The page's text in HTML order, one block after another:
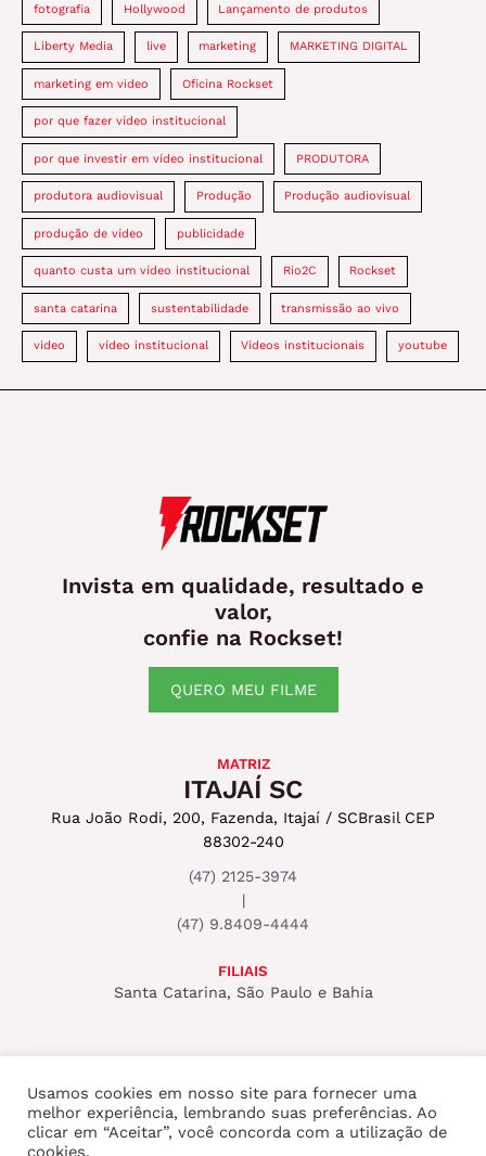
fotografia Hollywood Lançamento de produtos
Liberty Media live marketing MARKETING DIGITAL
marketing em video Oficina Rockset
por que fazer vídeo institucional
por que investir em vídeo institucional PRODUTORA
produtora audiovisual Produção Produção audiovisual
produção de vídeo publicidade
quanto custa um vídeo institucional Rio2C Rockset
santa catarina sustentabilidade transmissão ao vivo
video vídeo institucional Vídeos institucionais youtube
Invista em qualidade, resultado e
valor,
confie na Rockset!
QUERO MEU FILME
MATRIZ
ITAJAÍ SC
Rua João Rodi, 200, Fazenda, Itajaí / SCBrasil CEP
88302-240
(47) 2125-3974
|
(47) 9.8409-4444
FILIAIS
Santa Catarina, São Paulo e Bahia
Copyright © 2026 ROCKSET PRODUTORA
Usamos cookies em nosso site para fornecer uma
melhor experiência, lembrando suas preferências. Ao
clicar em “Aceitar”, você concorda com a utilização de
cookies.